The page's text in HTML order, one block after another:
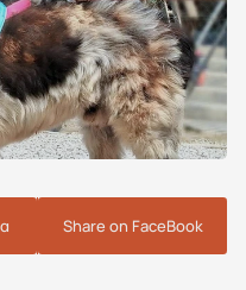
Share on FaceBook